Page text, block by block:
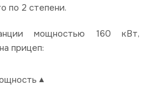
по 2 степени.
мощностью 160 кВт,
прицеп: